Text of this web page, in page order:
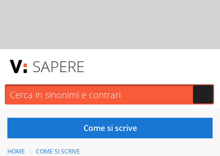
SAPERE
HOME COME SI SCRIVE